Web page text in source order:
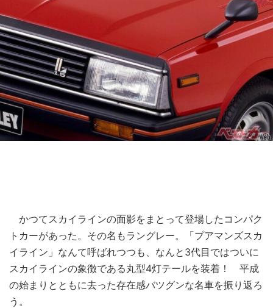
かつてスカイラインの面影をまとって登場したコンパク
トカーがあった。その名もラングレー。「プアマンズスカ
イライン」なんて呼ばれつつも、なんと3代目ではついに
スカイラインの象徴である丸型4灯テールを装着！ 平成
の始まりとともに去った存在感バツグンな名車を振り返ろ
う。